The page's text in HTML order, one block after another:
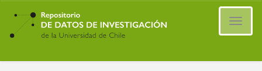
Ir
contenido
principal